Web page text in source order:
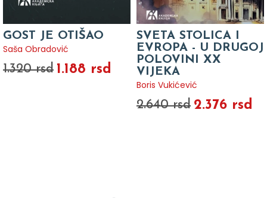
GOST JE OTIŠAO
Saša Obradović
1.320 rsd 1.188 rsd
SVETA STOLICA I
EVROPA - U DRUGOJ
POLOVINI XX
VIJEKA
Boris Vukićević
2.640 rsd 2.376 rsd